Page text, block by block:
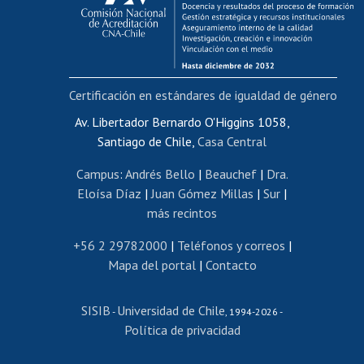
Funcionarias/os
Cursos internos de capacitación
Bienestar del personal
Portal de movilidad interna
Certificado de renta
Certificado de renta honorarios
Editar páginas blancas
Extranjeras/os
Revalidación y reconocimiento de títulos
Postulación al Programa de Movilidad Estudiantil
Cursos de español
Av. Libertador Bernardo O'Higgins 1058,
Santiago de Chile, Casa Central
Campus: Andrés Bello | Beauchef| Dra.
Eloísa Díaz | Juan Gómez Millas | Sur |
más recintos
+56 2 29782000 | Teléfonos y correos |
Mapa del portal| Contacto
SISIB - Universidad de Chile , 1994-2026 -
Política de privacidad
Certificación en estándares de igualdad de género